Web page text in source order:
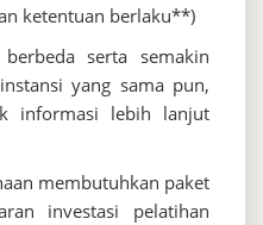
ketentuan berlaku**)
serta semakin
yang sama pun,
informasi lebih lanjut
membutuhkan paket
investasi pelatihan